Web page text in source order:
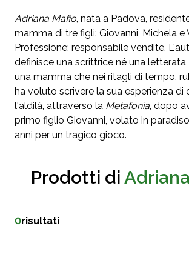
Adriana Mafio, nata a Padova,
mamma di tre figli: Giovanni, Michela e
Professione: responsabile vendite.
definisce una scrittrice né una
una mamma che nei ritagli di tempo,
ha voluto scrivere la sua esperienza di
l'aldilà, attraverso la Metafonia, dopo
primo figlio Giovanni, volato in
anni per un tragico gioco.
Prodotti di
0risultati